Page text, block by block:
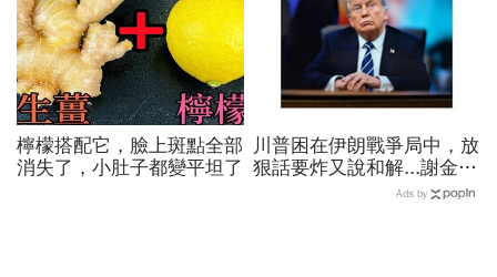
檸檬搭配它，臉上斑點全部
消失了，小肚子都變平坦了
川普困在伊朗戰爭局中，放
狠話要炸又說和解...謝金河
揭伊朗權力結構：制度決定
Ads by